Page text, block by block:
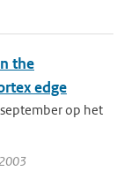
the
edge
op het